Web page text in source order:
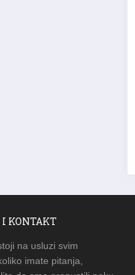
KONTAKT
na usluzi svim
imate pitanja,